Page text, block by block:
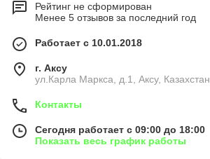
Рейтинг не сформирован
Менее 5 отзывов за последний год
Работает с 10.01.2018
г. Аксу
ул.Карла Маркса, д.1, Аксу, Казахстан
Контакты
Сегодня работает с 09:00 до 18:00
Показать весь график работы